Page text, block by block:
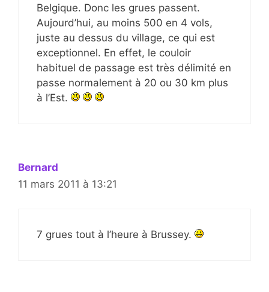
Belgique. Donc les grues passent.
Aujourd’hui, au moins 500 en 4 vols,
juste au dessus du village, ce qui est
exceptionnel. En effet, le couloir
habituel de passage est très délimité en
passe normalement à 20 ou 30 km plus
à l’Est.
Bernard
11 mars 2011 à 13:21
7 grues tout à l’heure à Brussey.